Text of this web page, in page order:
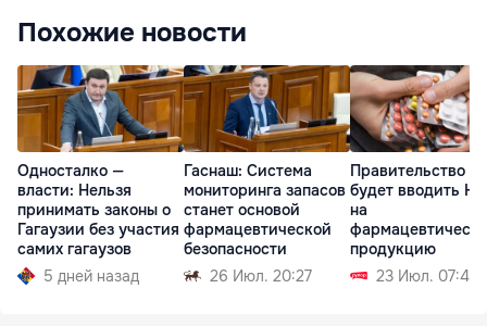
Похожие новости
Односталко —
власти: Нельзя
принимать законы о
Гагаузии без участия
самих гагаузов
5 дней назад
Гаснаш: Система
мониторинга запасов
станет основой
фармацевтической
безопасности
26 Июл. 20:27
Правительство не
будет вводить
на
продукцию
23 Июл. 07:45